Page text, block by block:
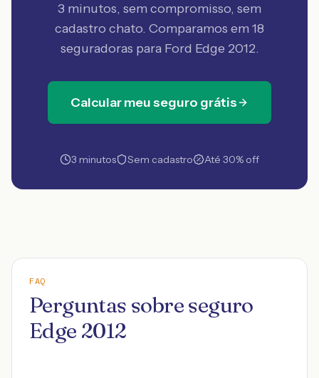
3 minutos, sem compromisso, sem
cadastro chato. Comparamos em 18
seguradoras para Ford Edge 2012.
Calcular meu seguro grátis
3 minutos Sem cadastro Até 30% off
FAQ
Perguntas sobre seguro
Edge 2012